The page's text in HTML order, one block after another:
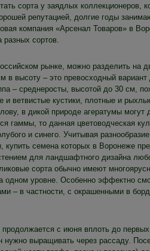
сорта у заядлых коллекционеров,
репутацией, долгие годы
компания «Арсенал Товаров» в
сортов.
рынке, можно разделить на
высоту – это превосходный вариант
– среднеросты, высотой до 30 см,
ветвистые кустики, плотные и
в дикой природе агератумы могут
гаммы, то данная цветоводческая
и синего. Учитывая
семена которых в Воронеже
для ландшафтного дизайна
сорта обычно имеют
уровне. Особенно эффектно
– в частности, с окрашенными в
с июня вплоть до
выращивать через рассаду.